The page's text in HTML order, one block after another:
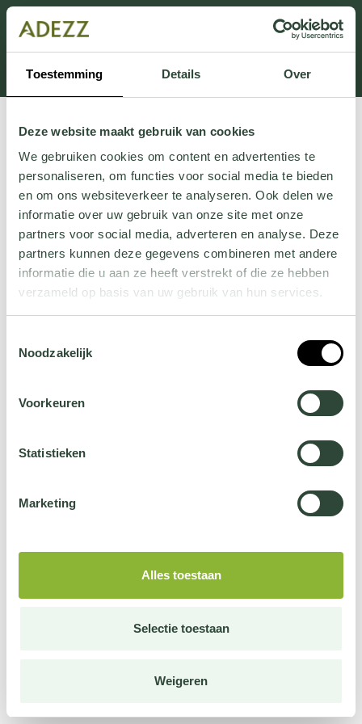
Toestemming Details Over
Deze website maakt gebruik van cookies
We gebruiken cookies om content en advertenties te
personaliseren, om functies voor social media te bieden
en om ons websiteverkeer te analyseren. Ook delen we
informatie over uw gebruik van onze site met onze
partners voor social media, adverteren en analyse. Deze
partners kunnen deze gegevens combineren met andere
informatie die u aan ze heeft verstrekt of die ze hebben
verzameld op basis van uw gebruik van hun services.
jehier.
Noodzakelijk
Voorkeuren
Statistieken
Marketing
Alles toestaan
Selectie toestaan
Weigeren
Dit onderdeel is momenteel in onderhoud.
Als je informatie mist kun je ons bellen +31 413 274
168 of mailen
Customersupport@adezz.com.